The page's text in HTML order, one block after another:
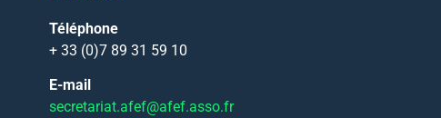
Téléphone
+ 33 (0)7 89 31 59 10
E-mail
secretariat.afef@afef.asso.fr